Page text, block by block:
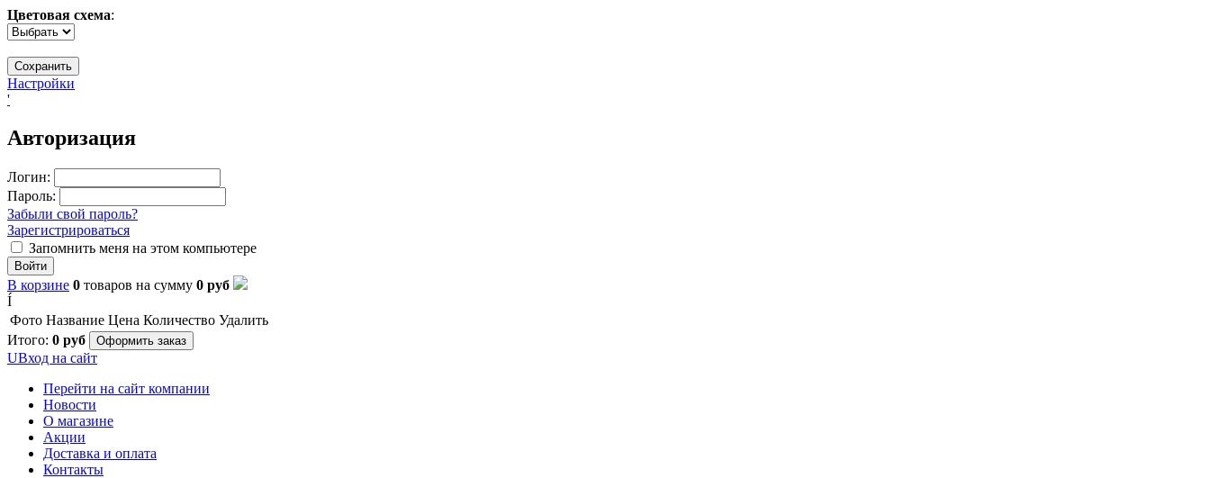
Цветовая схема:
Настройки
'
Авторизация
Логин:
Пароль:
Забыли свой пароль?
Зарегистрироваться
Запомнить меня на этом компьютере
Войти
В корзине 0 товаров на сумму 0 руб
Í
Фото Название Цена Количество Удалить
Итого: 0 руб Оформить заказ
UВход на сайт
Перейти на сайт компании
Новости
О магазине
Акции
Доставка и оплата
Контакты